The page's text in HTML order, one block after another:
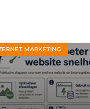
MARKETING